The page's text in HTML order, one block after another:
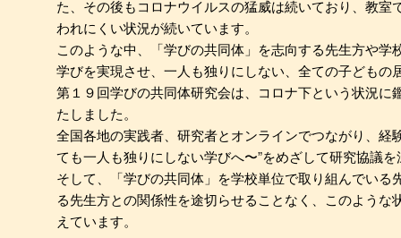
た、その後もコロナウイルスの猛威は続いており、教
われにくい状況が続いています。
このような中、「学びの共同体」を志向する先生方や
学びを実現させ、一人も独りにしない、全ての子ども
第１９回学びの共同体研究会は、コロナ下という状況
たしました。
全国各地の実践者、研究者とオンラインでつながり、
ても一人も独りにしない学びへ〜”をめざして研究協議
そして、「学びの共同体」を学校単位で取り組んでい
る先生方との関係性を途切らせることなく、このよう
えています。